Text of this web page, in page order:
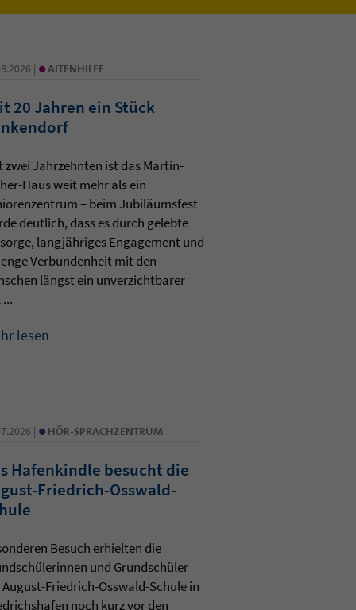
| • ALTENHILFE
20 Jahren ein Stück
zwei Jahrzehnten ist das Martin-
Haus weit mehr als ein
– beim Jubiläumsfest
deutlich, dass es durch gelebte
langjähriges Engagement und
Verbundenheit mit den
längst ein unverzichtbarer
lesen
| • HÖR-SPRACHZENTRUM
Hafenkindle besucht die
Friedrich-Osswald-
Besuch erhielten die
und Grundschüler
Friedrich-Osswald-Schule in
noch kurz vor den